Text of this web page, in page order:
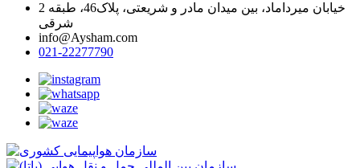
خیابان میرداماد، بین میدان مادر و شریعتی، پلاک46، طبقه 2
شرقی
info@Aysham.com
021-22277790